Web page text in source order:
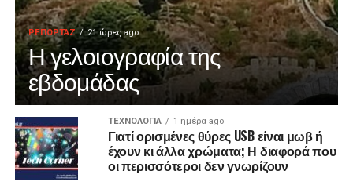
ΡΕΠΟΡΤΑΖ 21 ώρες ago
Η γελοιογραφία της
εβδομάδας
ΤΕΧΝΟΛΟΓΙΑ 1 ημέρα ago
Γιατί ορισμένες θύρες USB είναι μωβ ή
έχουν κι άλλα χρώματα; Η διαφορά που
οι περισσότεροι δεν γνωρίζουν